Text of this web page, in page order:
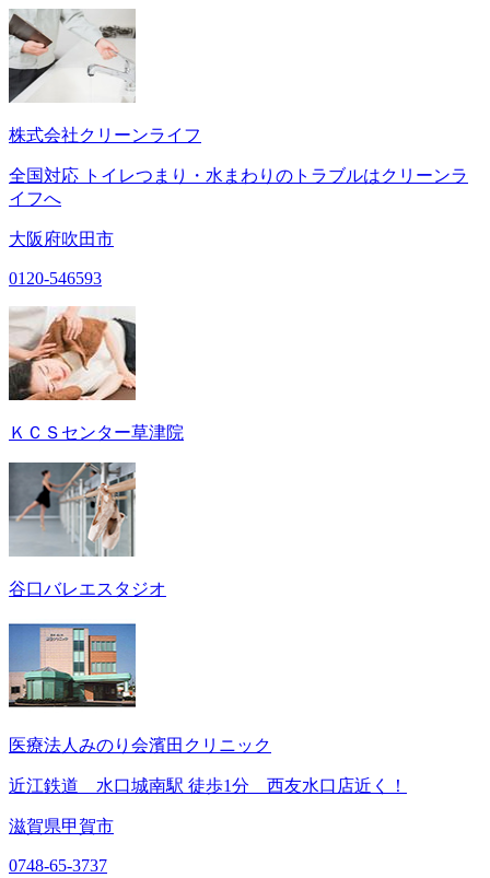
株式会社クリーンライフ
全国対応 トイレつまり・水まわりのトラブルはクリーンラ
イフへ
大阪府吹田市
0120-546593
ＫＣＳセンター草津院
谷口バレエスタジオ
医療法人みのり会濱田クリニック
近江鉄道 水口城南駅 徒歩1分 西友水口店近く！
滋賀県甲賀市
0748-65-3737